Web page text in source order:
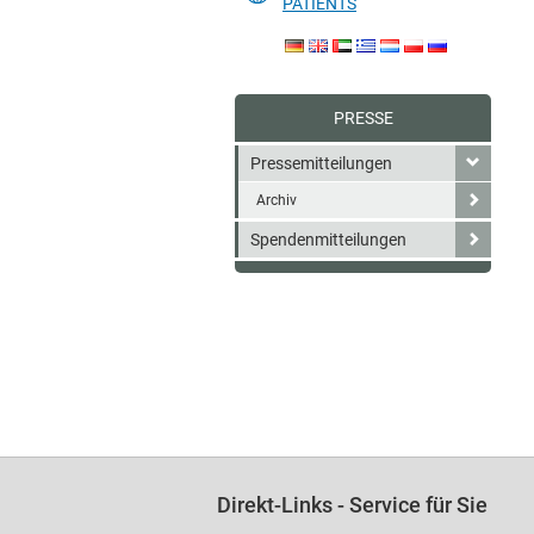
PRESSE
Pressemitteilungen
Archiv
Spendenmitteilungen
Direkt-Links - Service für Sie